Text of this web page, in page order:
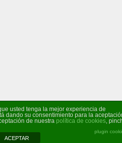
usted tenga la mejor experiencia de
dando su consentimiento para la
de nuestra política de cookies,
plugin
ACEPTAR